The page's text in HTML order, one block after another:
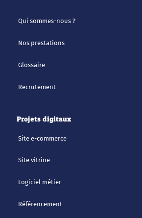
Qui sommes-nous ?
Nos prestations
Glossaire
Recrutement
Projets digitaux
Site e-commerce
Site vitrine
Logiciel métier
Référencement